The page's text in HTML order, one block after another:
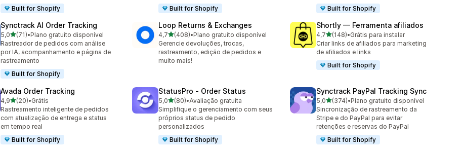
Built for Shopify
Built for Shopify
Built for Shopify
Synctrack AI Order Tracking
5,0de 5 estrelas
(71)
71 avaliações ao todo
•Plano gratuito disponível
Rastreador de pedidos com análise
por IA, acompanhamento e página de
rastreamento
Built for Shopify
Loop Returns & Exchanges
4,7de 5 estrelas
(408)
408 avaliações ao todo
•Plano gratuito disponível
Gerencie devoluções, trocas,
rastreamento, edição de pedidos e
muito mais!
Shortly — Ferramenta afiliados
4,7de 5 estrelas
(148)
148 avaliações ao todo
•Grátis para instalar
Criar links de afiliados para marketing
de afiliados e links
Built for Shopify
Avada Order Tracking
4,9de 5 estrelas
(20)
20 avaliações ao todo
•Grátis
Rastreamento inteligente de pedidos
com atualização de entrega e status
em tempo real
Built for Shopify
StatusPro ‑ Order Status
5,0de 5 estrelas
(80)
80 avaliações ao todo
•Avaliação gratuita
Simplifique o gerenciamento com seus
próprios status de pedido
personalizados
Built for Shopify
Synctrack PayPal Tracking Sync
5,0de 5 estrelas
(374)
374 avaliações ao todo
•Plano gratuito disponível
Sincronização de rastreamento da
Stripe e do PayPal para evitar
retenções e reservas do PayPal
Built for Shopify